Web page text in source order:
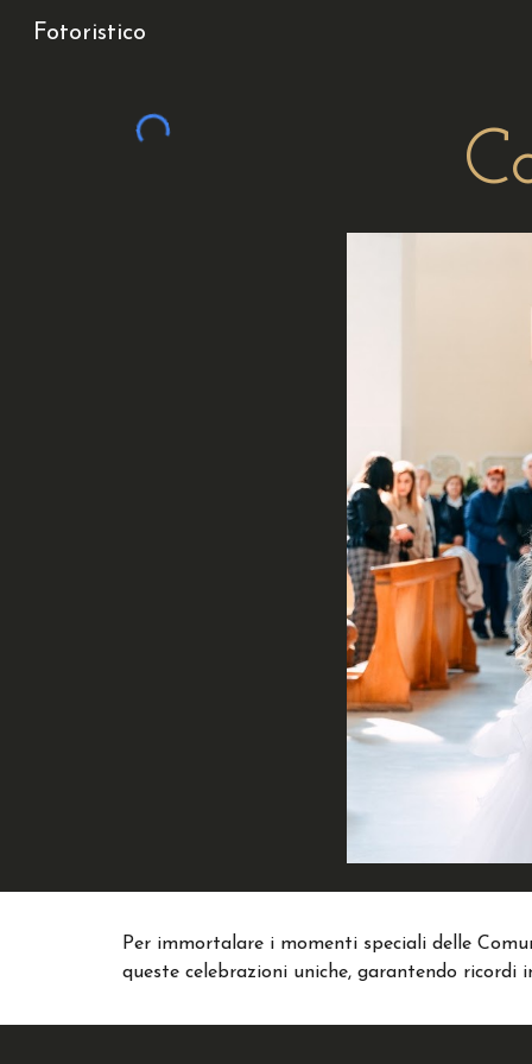
Fotoristico
Per immortalare i momenti speciali delle
queste celebrazioni uniche, garantendo ricordi